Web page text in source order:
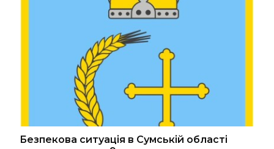
Безпекова ситуація в Сумській області